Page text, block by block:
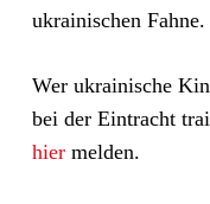
ukrainischen Fahne.
Wer ukrainische
bei der Eintracht
hiermelden.